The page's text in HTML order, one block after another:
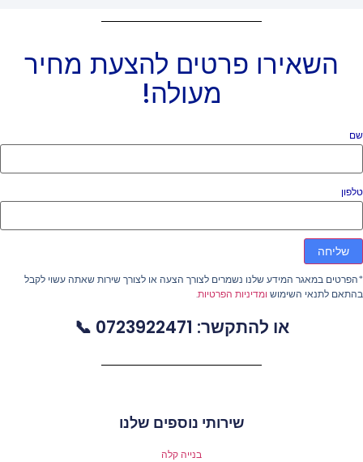
השאירו פרטים להצעת מחיר
מעולה!
שליחה
במאגר המידע שלנו נשמרים לצורך הצעה או לצורך שירות שאתה עשוי לקבל
לתנאי השימושומדיניות הפרטיות.
או להתקשר: 0723922471 📞
שירותי נוספים שלנו
בנייה קלה